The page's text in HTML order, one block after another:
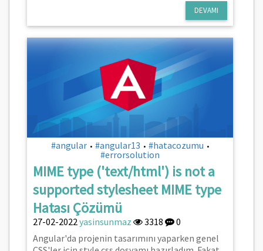
DEVAMI
#angular • #angular13 • #hatacozumu •
#errorsolution
MIME type ('text/html') is not a
supported stylesheet MIME type
Hatası Çözümü
27-02-2022yasinsunmaz 3318
0
Angular'da projenin tasarımını yaparken genel